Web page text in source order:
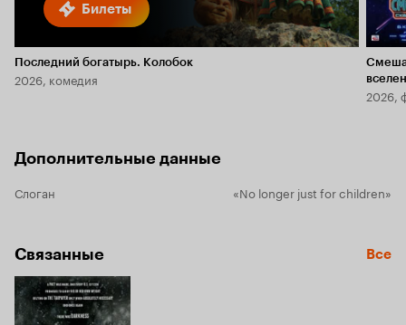
Билеты
Последний богатырь. Колобок
2026, комедия
2026,
Дополнительные данные
Слоган «No longer just for children»
Связанные Все